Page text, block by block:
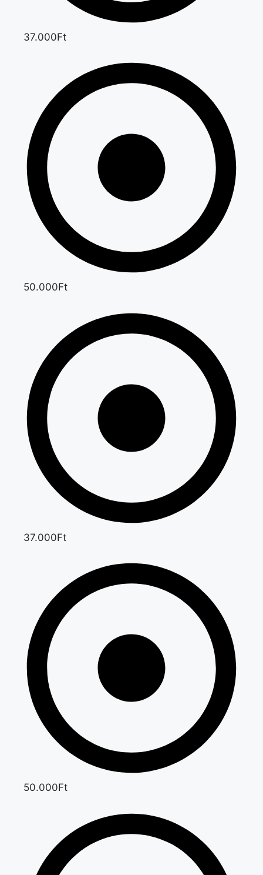
37.000Ft
50.000Ft
37.000Ft
50.000Ft